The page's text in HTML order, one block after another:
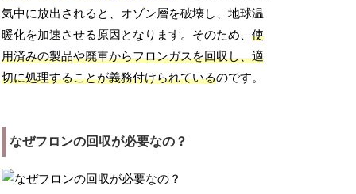
気中に放出されると、オゾン層を破壊し、地球温
暖化を加速させる原因となります。そのため、使
用済みの製品や廃車からフロンガスを回収し、適
切に処理することが義務付けられているのです。
なぜフロンの回収が必要なの？